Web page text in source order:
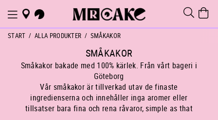
START ALLA PRODUKTER SMÅKAKOR
SMÅKAKOR
Småkakor bakade med 100% kärlek. Från vårt bageri i
Göteborg
Vår småkakor är tillverkad utav de finaste
ingredienserna och innehåller inga aromer eller
tillsatser bara fina och rena råvaror, simple as that